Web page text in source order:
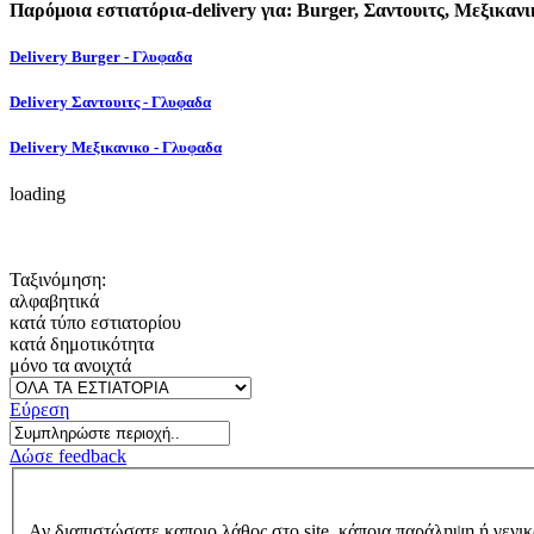
Παρόμοια εστιατόρια-delivery για: Burger, Σαντουιτς,
Delivery Burger - Γλυφαδα
Delivery Σαντουιτς - Γλυφαδα
Delivery Μεξικανικο - Γλυφαδα
loading
Ταξινόμηση:
αλφαβητικά
κατά τύπο εστιατορίου
κατά δημοτικότητα
μόνο τα ανοιχτά
Εύρεση
Δώσε feedback